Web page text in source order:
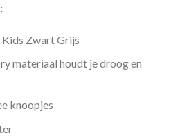
Zwart Grijs
materiaal houdt je droog en
knoopjes